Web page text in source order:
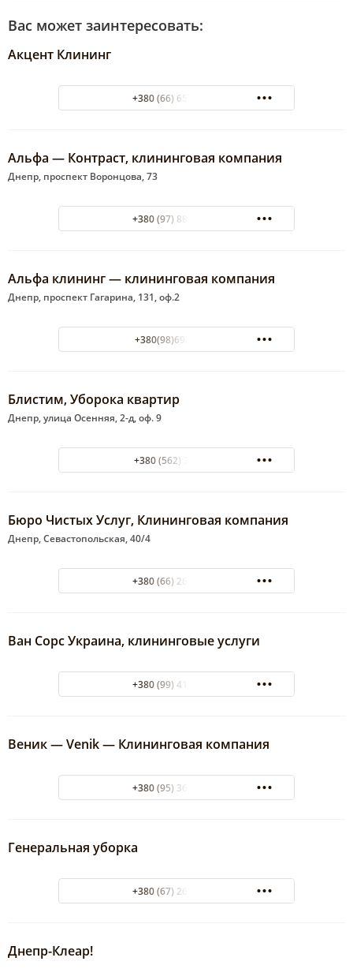
Вас может заинтересовать:
Акцент Клининг
+380 (66) 650-98-84
Альфа — Контраст, клининговая компания
Днепр, проспект Воронцова, 73
+380 (97) 881-68-98
Альфа клининг — клининговая компания
Днепр, проспект Гагарина, 131, оф.2
+380(98)698-69-91
Блистим, Уборока квартир
Днепр, улица Осенняя, 2-д, оф. 9
+380 (562) 337-616
Бюро Чистых Услуг, Клининговая компания
Днепр, Севастопольская, 40/4
+380 (66) 263-64-86
Ван Сорс Украина, клининговые услуги
+380 (99) 411-90-50
Веник — Venik — Клининговая компания
+380 (95) 360-98-98
Генеральная уборка
+380 (67) 268-07-49
Днепр-Клеар!